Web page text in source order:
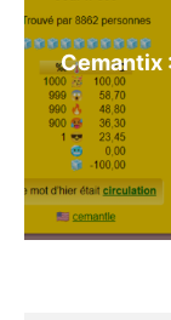
Cemantix